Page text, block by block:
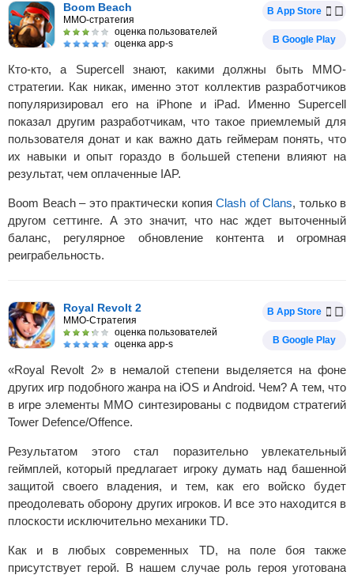
Boom Beach
MMO-стратегия
оценка пользователей
оценка app-s
В App Store
В Google Play
Кто-кто, а Supercell знают, какими должны быть MMO-
стратегии. Как никак, именно этот коллектив разработчиков
популяризировал его на iPhone и iPad. Именно Supercell
показал другим разработчикам, что такое приемлемый для
пользователя донат и как важно дать геймерам понять, что
их навыки и опыт гораздо в большей степени влияют на
результат, чем оплаченные IAP.
Boom Beach – это практически копия Clash of Clans, только в
другом сеттинге. А это значит, что нас ждет выточенный
баланс, регулярное обновление контента и огромная
реиграбельность.
Royal Revolt 2
MMO-Стратегия
оценка пользователей
оценка app-s
В App Store
В Google Play
«Royal Revolt 2» в немалой степени выделяется на фоне
других игр подобного жанра на iOS и Android. Чем? А тем, что
в игре элементы MMO синтезированы с подвидом стратегий
Tower Defence/Offence.
Результатом этого стал поразительно увлекательный
геймплей, который предлагает игроку думать над башенной
защитой своего владения, и тем, как его войско будет
преодолевать оборону других игроков. И все это находится в
плоскости исключительно механики TD.
Как и в любых современных TD, на поле боя также
присутствует герой. В нашем случае роль героя уготована